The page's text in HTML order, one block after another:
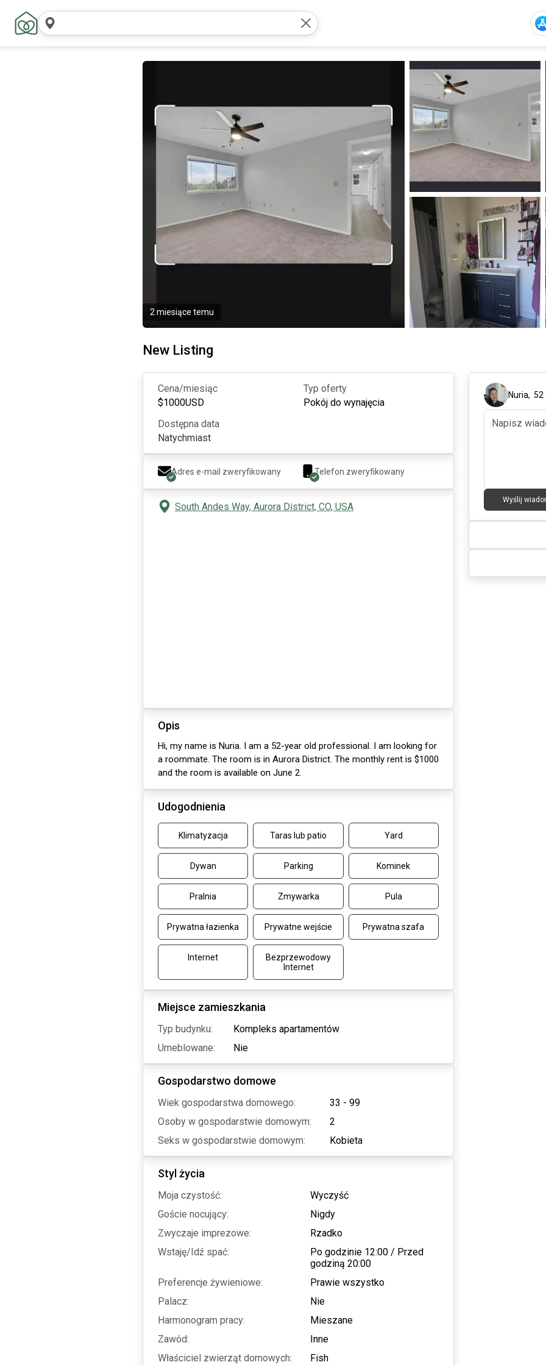
Wyszukaj
2 miesiące temu
New Listing
Cena/miesiąc
$1000USD
Typ oferty
Pokój do wynajęcia
Dostępna data
Natychmiast
Adres e-mail zweryfikowany Telefon zweryfikowany
South Andes Way, Aurora District, CO, USA
Opis
Hi, my name is Nuria. I am a 52-year old professional. I am looking for
a roommate. The room is in Aurora District. The monthly rent is $1000
and the room is available on June 2.
Udogodnienia
Klimatyzacja Taras lub patio Yard
Dywan Parking Kominek
Pralnia Zmywarka Pula
Prywatna łazienka Prywatne wejście Prywatna szafa
Internet
Bezprzewodowy
Internet
Miejsce zamieszkania
Typ budynku:
Kompleks apartamentów
Umeblowane:
Nie
Gospodarstwo domowe
Wiek gospodarstwa domowego:
33 - 99
Osoby w gospodarstwie domowym:
2
Seks w gospodarstwie domowym:
Kobieta
Styl życia
Moja czystość:
Wyczyść
Goście nocujący:
Nigdy
Zwyczaje imprezowe:
Rzadko
Wstaję/Idź spać:
Po godzinie 12:00 / Przed
godziną 20:00
Preferencje żywieniowe:
Prawie wszystko
Palacz:
Nie
Harmonogram pracy:
Mieszane
Zawód:
Inne
Właściciel zwierząt domowych:
Fish
Nuria,52
Wyślij